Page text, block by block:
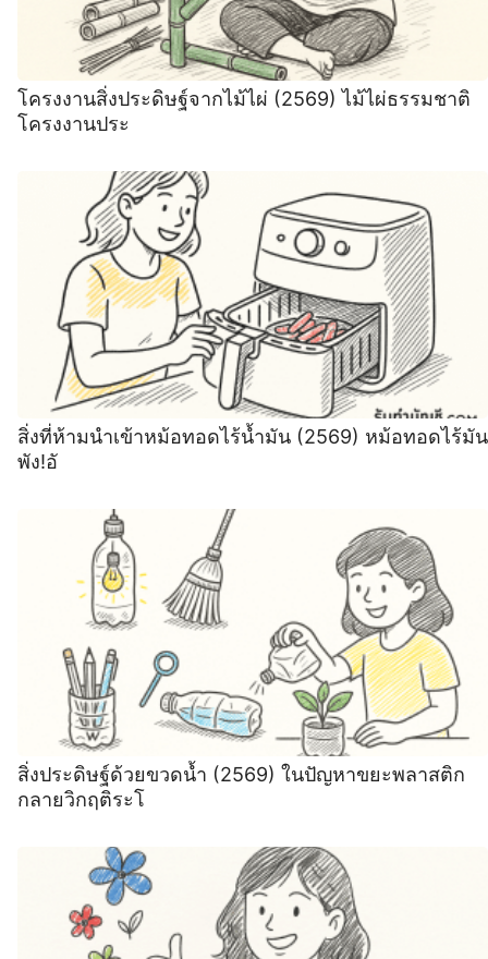
โครงงานสิ่งประดิษฐ์จากไม้ไผ่ (2569) ไม้ไผ่ธรรมชาติ
โครงงานประ
สิ่งที่ห้ามนำเข้าหม้อทอดไร้น้ำมัน (2569) หม้อทอดไร้มัน
พัง!อั
สิ่งประดิษฐ์ด้วยขวดน้ำ (2569) ในปัญหาขยะพลาสติก
กลายวิกฤติระโ